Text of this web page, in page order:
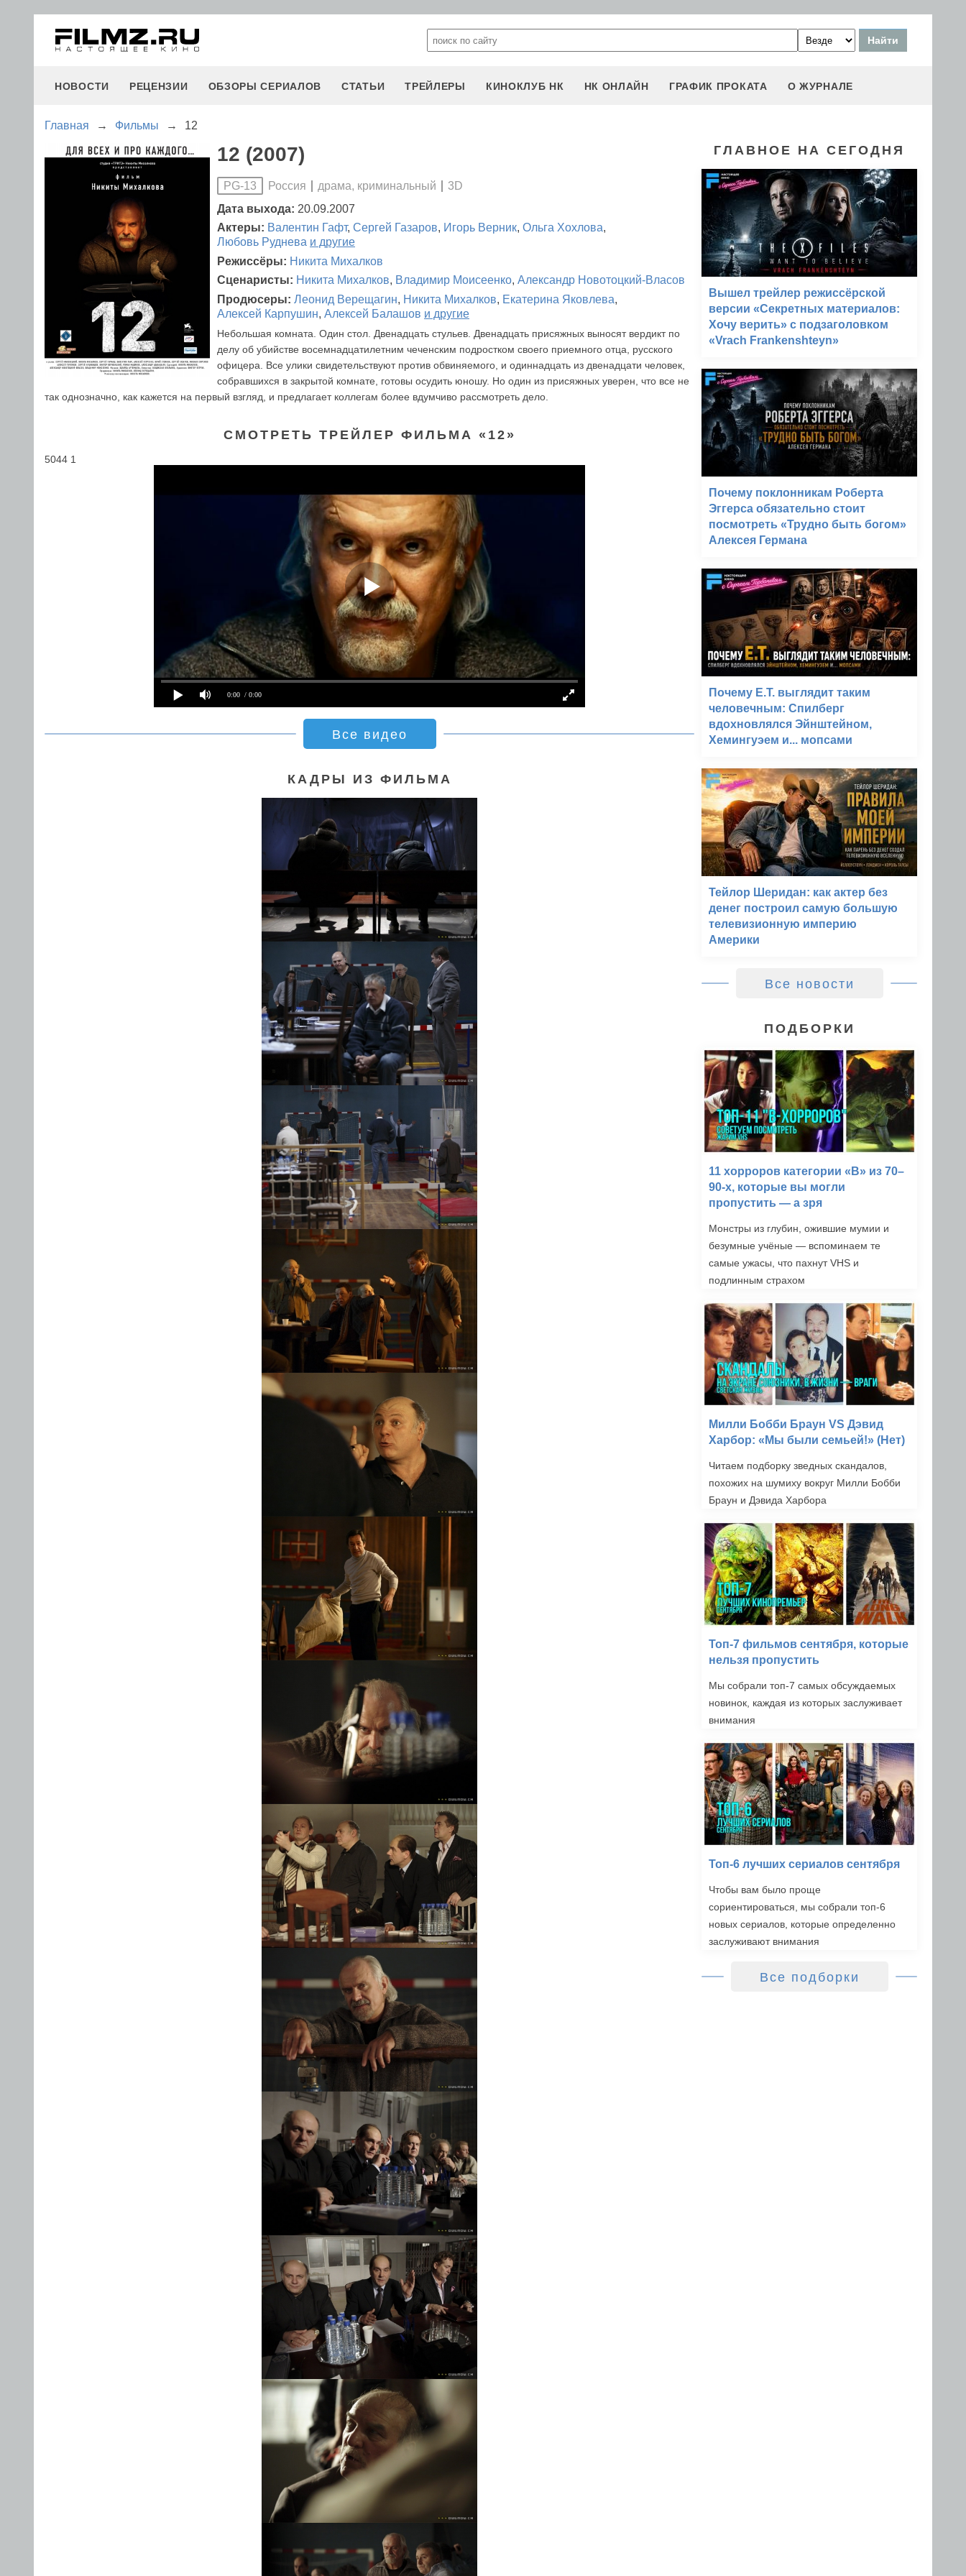
НОВОСТИ РЕЦЕНЗИИ ОБЗОРЫ СЕРИАЛОВ СТАТЬИ ТРЕЙЛЕРЫ КИНОКЛУБ НК НК ОНЛАЙН ГРАФИК ПРОКАТА О ЖУРНАЛЕ
Главная → Фильмы → 12
12 (2007)
PG-13 Россия драма, криминальный
3D
Дата выхода: 20.09.2007
Актеры: Валентин Гафт, Сергей Газаров, Игорь Верник, Ольга Хохлова,
Любовь Руднева и другие
Режиссёры: Никита Михалков
Сценаристы: Никита Михалков, Владимир Моисеенко, Александр Новотоцкий-Власов
Продюсеры: Леонид Верещагин, Никита Михалков, Екатерина Яковлева,
Алексей Карпушин, Алексей Балашов и другие
Небольшая комната. Один стол. Двенадцать стульев. Двенадцать присяжных выносят вердикт по
делу об убийстве восемнадцатилетним чеченским подростком своего приемного отца, русского
офицера. Все улики свидетельствуют против обвиняемого, и одиннадцать из двенадцати человек,
собравшихся в закрытой комнате, готовы осудить юношу. Но один из присяжных уверен, что все не
так однозначно, как кажется на первый взгляд, и предлагает коллегам более вдумчиво рассмотреть дело.
СМОТРЕТЬ ТРЕЙЛЕР ФИЛЬМА «12»
5044 1
0:00 / 0:00
Все видео
КАДРЫ ИЗ ФИЛЬМА
ГЛАВНОЕ НА СЕГОДНЯ
Вышел трейлер режиссёрской
версии «Секретных материалов:
Хочу верить» с подзаголовком
«Vrach Frankenshteyn»
Почему поклонникам Роберта
Эггерса обязательно стоит
посмотреть «Трудно быть богом»
Алексея Германа
Почему E.T. выглядит таким
человечным: Спилберг
вдохновлялся Эйнштейном,
Хемингуэем и... мопсами
Тейлор Шеридан: как актер без
денег построил самую большую
телевизионную империю
Америки
Все новости
ПОДБОРКИ
11 хорроров категории «B» из 70–
90-х, которые вы могли
пропустить — а зря
Монстры из глубин, ожившие мумии и
безумные учёные — вспоминаем те
самые ужасы, что пахнут VHS и
подлинным страхом
Милли Бобби Браун VS Дэвид
Харбор: «Мы были семьей!» (Нет)
Читаем подборку зведных скандалов,
похожих на шумиху вокруг Милли Бобби
Браун и Дэвида Харбора
Топ-7 фильмов сентября, которые
нельзя пропустить
Мы собрали топ-7 самых обсуждаемых
новинок, каждая из которых заслуживает
внимания
Топ-6 лучших сериалов сентября
Чтобы вам было проще
сориентироваться, мы собрали топ-6
новых сериалов, которые определенно
заслуживают внимания
Все подборки